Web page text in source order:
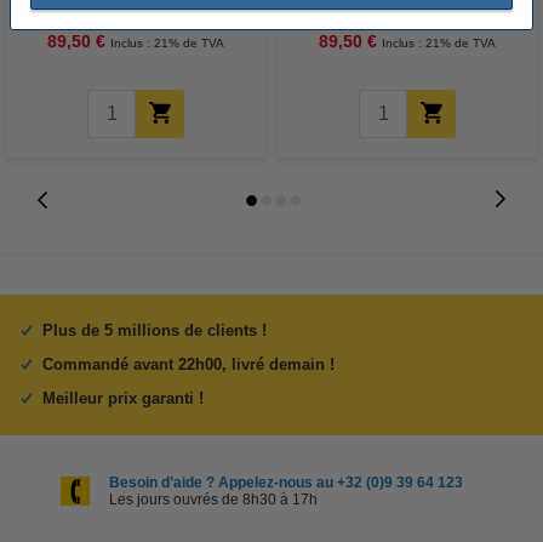
89,50 € Inclus : 21% de TVA 89,50 € Inclus : 21% de TVA
Plus de 5 millions de clients !
Commandé avant 22h00, livré demain !
Meilleur prix garanti !
Besoin d’aide ? Appelez-nous au +32 (0)9 39 64 123
Les jours ouvrés de 8h30 à 17h